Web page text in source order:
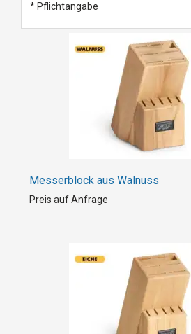
* Pflichtangabe
Messerblock aus Walnuss
Preis auf Anfrage